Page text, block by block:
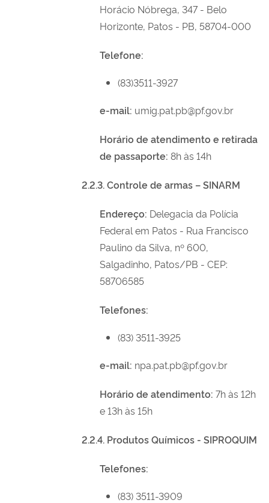
Horácio Nóbrega, 347 - Belo
Horizonte, Patos - PB, 58704-000
Telefone:
(83)3511-3927
e-mail: umig.pat.pb@pf.gov.br
Horário de atendimento e retirada
de passaporte: 8h às 14h
2.2.3. Controle de armas – SINARM
Endereço: Delegacia da Polícia
Federal em Patos - Rua Francisco
Paulino da Silva, nº 600,
Salgadinho, Patos/PB - CEP:
58706585
Telefones:
(83) 3511-3925
e-mail: npa.pat.pb@pf.gov.br
Horário de atendimento: 7h às 12h
e 13h às 15h
2.2.4. Produtos Químicos - SIPROQUIM
Telefones:
(83) 3511-3909